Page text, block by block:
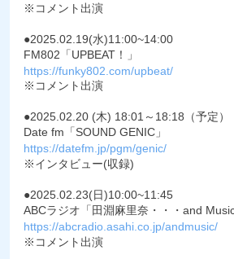
※コメント出演
●2025.02.19(水)11:00~14:00
FM802「UPBEAT！」
https://funky802.com/upbeat/
※コメント出演
●2025.02.20 (木) 18:01～18:18（予定）
Date fm「SOUND GENIC」
https://datefm.jp/pgm/genic/
※インタビュー(収録)
●2025.02.23(日)10:00~11:45
ABCラジオ「田淵麻里奈・・・and
https://abcradio.asahi.co.jp/andmusic/
※コメント出演